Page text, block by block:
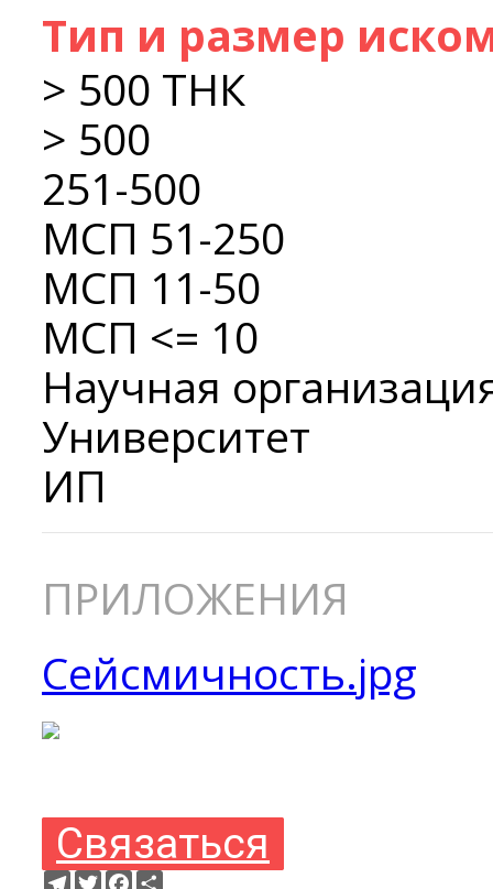
Тип и размер
> 500 ТНК
> 500
251-500
МСП 51-250
МСП 11-50
МСП <= 10
Научная
Университет
ИП
ПРИЛОЖЕНИЯ
Сейсмичность.jpg
Связаться
Telegram
TwitterFacebook